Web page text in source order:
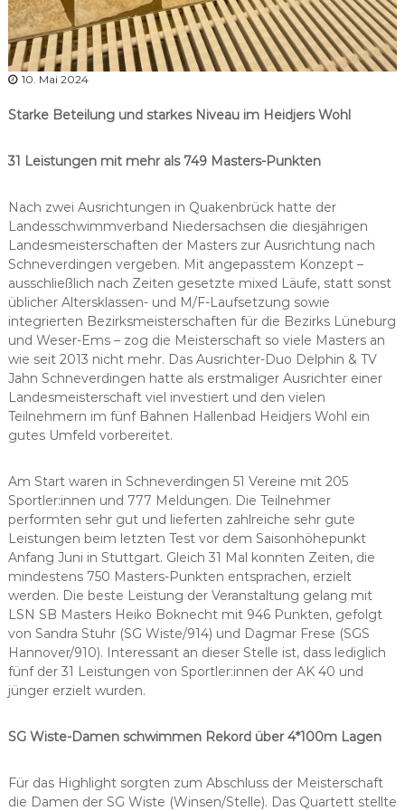
10. Mai 2024
Starke Beteilung und starkes Niveau im Heidjers Wohl
31 Leistungen mit mehr als 749 Masters-Punkten
Nach zwei Ausrichtungen in Quakenbrück hatte der
Landesschwimmverband Niedersachsen die diesjährigen
Landesmeisterschaften der Masters zur Ausrichtung nach
Schneverdingen vergeben. Mit angepasstem Konzept –
ausschließlich nach Zeiten gesetzte mixed Läufe, statt sonst
üblicher Altersklassen- und M/F-Laufsetzung sowie
integrierten Bezirksmeisterschaften für die Bezirks Lüneburg
und Weser-Ems – zog die Meisterschaft so viele Masters an
wie seit 2013 nicht mehr. Das Ausrichter-Duo Delphin & TV
Jahn Schneverdingen hatte als erstmaliger Ausrichter einer
Landesmeisterschaft viel investiert und den vielen
Teilnehmern im fünf Bahnen Hallenbad Heidjers Wohl ein
gutes Umfeld vorbereitet.
Am Start waren in Schneverdingen 51 Vereine mit 205
Sportler:innen und 777 Meldungen. Die Teilnehmer
performten sehr gut und lieferten zahlreiche sehr gute
Leistungen beim letzten Test vor dem Saisonhöhepunkt
Anfang Juni in Stuttgart. Gleich 31 Mal konnten Zeiten, die
mindestens 750 Masters-Punkten entsprachen, erzielt
werden. Die beste Leistung der Veranstaltung gelang mit
LSN SB Masters Heiko Boknecht mit 946 Punkten, gefolgt
von Sandra Stuhr (SG Wiste/914) und Dagmar Frese (SGS
Hannover/910). Interessant an dieser Stelle ist, dass lediglich
fünf der 31 Leistungen von Sportler:innen der AK 40 und
jünger erzielt wurden.
SG Wiste-Damen schwimmen Rekord über 4*100m Lagen
Für das Highlight sorgten zum Abschluss der Meisterschaft
die Damen der SG Wiste (Winsen/Stelle). Das Quartett stellte